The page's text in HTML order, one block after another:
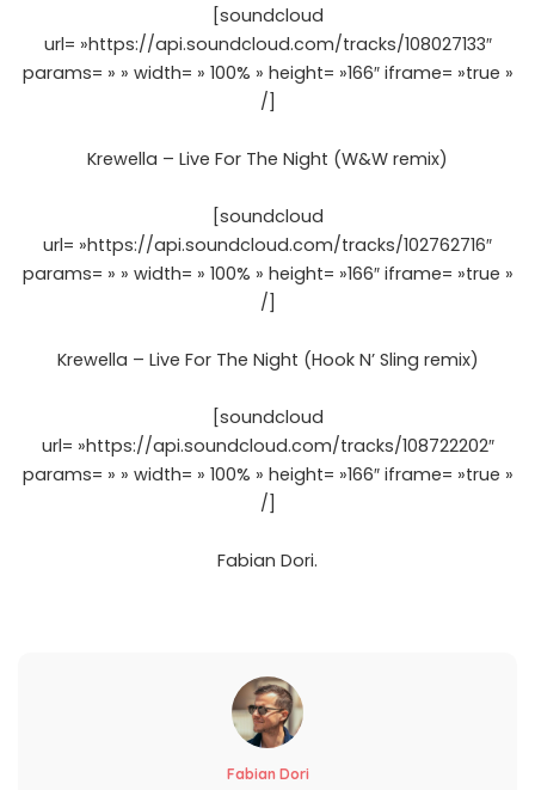
[soundcloud
url= »https://api.soundcloud.com/tracks/108027133″
params= » » width= » 100% » height= »166″ iframe= »true »
/]
Krewella – Live For The Night (W&W remix)
[soundcloud
url= »https://api.soundcloud.com/tracks/102762716″
params= » » width= » 100% » height= »166″ iframe= »true »
/]
Krewella – Live For The Night (Hook N’ Sling remix)
[soundcloud
url= »https://api.soundcloud.com/tracks/108722202″
params= » » width= » 100% » height= »166″ iframe= »true »
/]
Fabian Dori.
Fabian Dori